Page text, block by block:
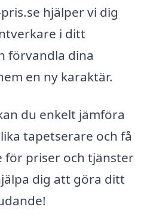
hjälper vi dig
i ditt
förvandla dina
en ny karaktär.
du enkelt jämföra
tapetserare och få
för priser och tjänster
dig att göra ditt